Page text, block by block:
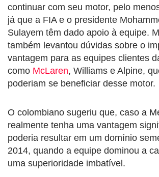
continuar com seu motor, pelo
já que a FIA e o presidente
Sulayem têm dado apoio à equipe.
também levantou dúvidas sobre o
vantagem para as equipes clientes
como McLaren, Williams e Alpine,
poderiam se beneficiar desse motor.
O colombiano sugeriu que, caso a
realmente tenha uma vantagem
poderia resultar em um domínio
2014, quando a equipe dominou a
uma superioridade imbatível.